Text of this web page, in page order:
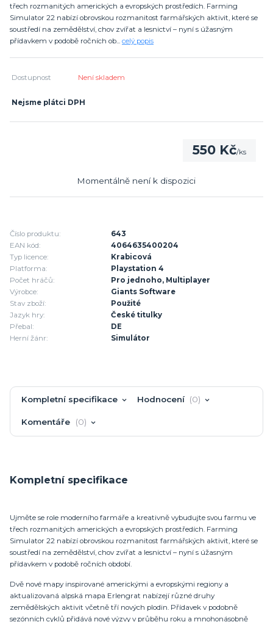
třech rozmanitých amerických a evropských prostředích. Farming
Simulator 22 nabízí obrovskou rozmanitost farmářských aktivit, které se
soustředí na zemědělství, chov zvířat a lesnictví – nyní s úžasným
přídavkem v podobě ročních ob... celý popis
Dostupnost Není skladem
Nejsme plátci DPH
550 Kč/ks
Momentálně není k dispozici
Číslo produktu:
643
EAN kód:
4064635400204
Typ licence:
Krabicová
Platforma:
Playstation 4
Počet hráčů:
Pro jednoho, Multiplayer
Výrobce:
Giants Software
Stav zboží:
Použité
Jazyk hry:
České titulky
Přebal:
DE
Herní žánr:
Simulátor
Kompletní specifikace Hodnocení 0
Komentáře 0
Kompletní specifikace
Ujměte se role moderního farmáře a kreativně vybudujte svou farmu ve
třech rozmanitých amerických a evropských prostředích. Farming
Simulator 22 nabízí obrovskou rozmanitost farmářských aktivit, které se
soustředí na zemědělství, chov zvířat a lesnictví – nyní s úžasným
přídavkem v podobě ročních období.
Dvě nové mapy inspirované americkými a evropskými regiony a
aktualizovaná alpská mapa Erlengrat nabízejí různé druhy
zemědělských aktivit včetně tří nových plodin. Přídavek v podobně
sezónních cyklů přidává nové výzvy v průběhu roku a mnohonásobně